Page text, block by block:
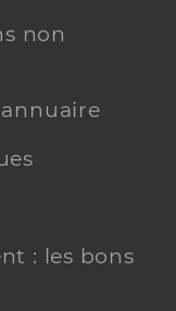
non
: les bons